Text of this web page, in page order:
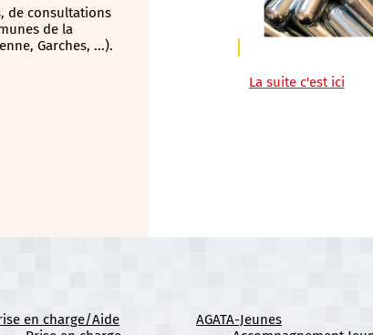
de consultations
de la
Garches, ...).
La suite c'est ici
en charge/Aide
AGATA-Jeunes